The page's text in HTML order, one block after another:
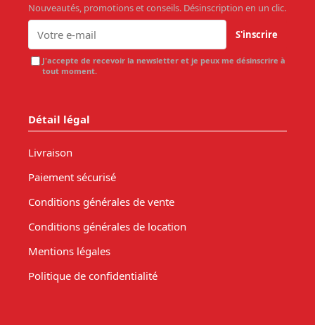
Nouveautés, promotions et conseils. Désinscription en un clic.
S'inscrire
J'accepte de recevoir la newsletter et je peux me désinscrire à
tout moment.
Détail légal
Livraison
Paiement sécurisé
Conditions générales de vente
Conditions générales de location
Mentions légales
Politique de confidentialité